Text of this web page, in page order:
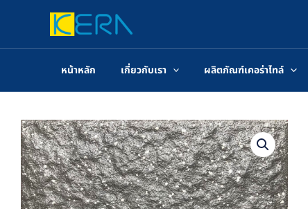
หน้าหลัก เกี่ยวกับเรา ผลิตภัณฑ์เคอร่าไทล์